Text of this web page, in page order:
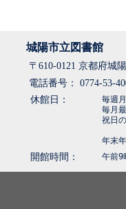
城陽市立図書館
〒610-0121 京都府城
電話番号： 0774-53-
休館日：
毎週
毎月
祝日
*平
年末
開館時間： 午前9